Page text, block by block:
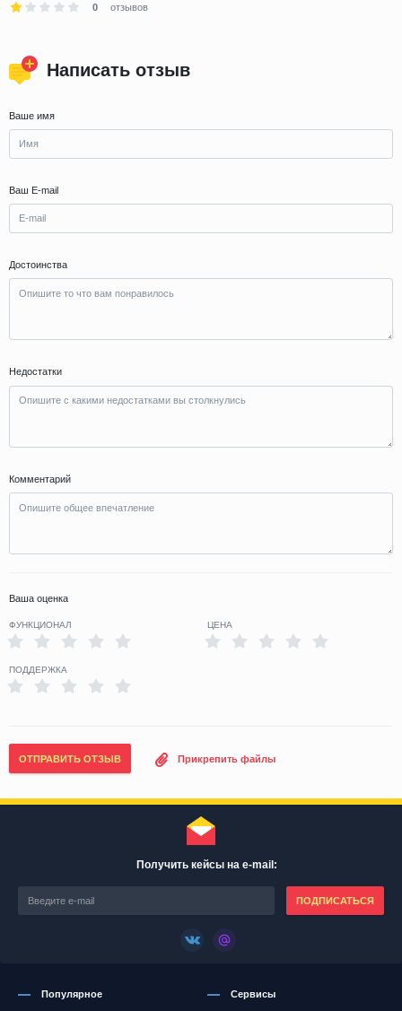
0
отзывов
Написать отзыв
Ваше имя
Ваш E-mail
Достоинства
Недостатки
Комментарий
Ваша оценка
ФУНКЦИОНАЛ ЦЕНА
ПОДДЕРЖКА
ОТПРАВИТЬ ОТЗЫВ Прикрепить файлы
Получить кейсы на e-mail:
ПОДПИСАТЬСЯ
Популярное Сервисы